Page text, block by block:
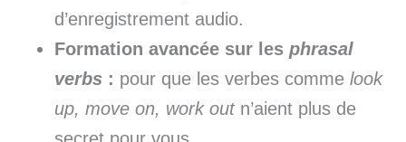
d’enregistrement audio.
Formation avancée sur les phrasal
verbs : pour que les verbes comme look
up, move on, work out n’aient plus de